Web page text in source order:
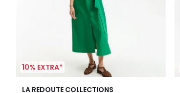
10% EXTRA*
LA REDOUTE COLLECTIONS
5